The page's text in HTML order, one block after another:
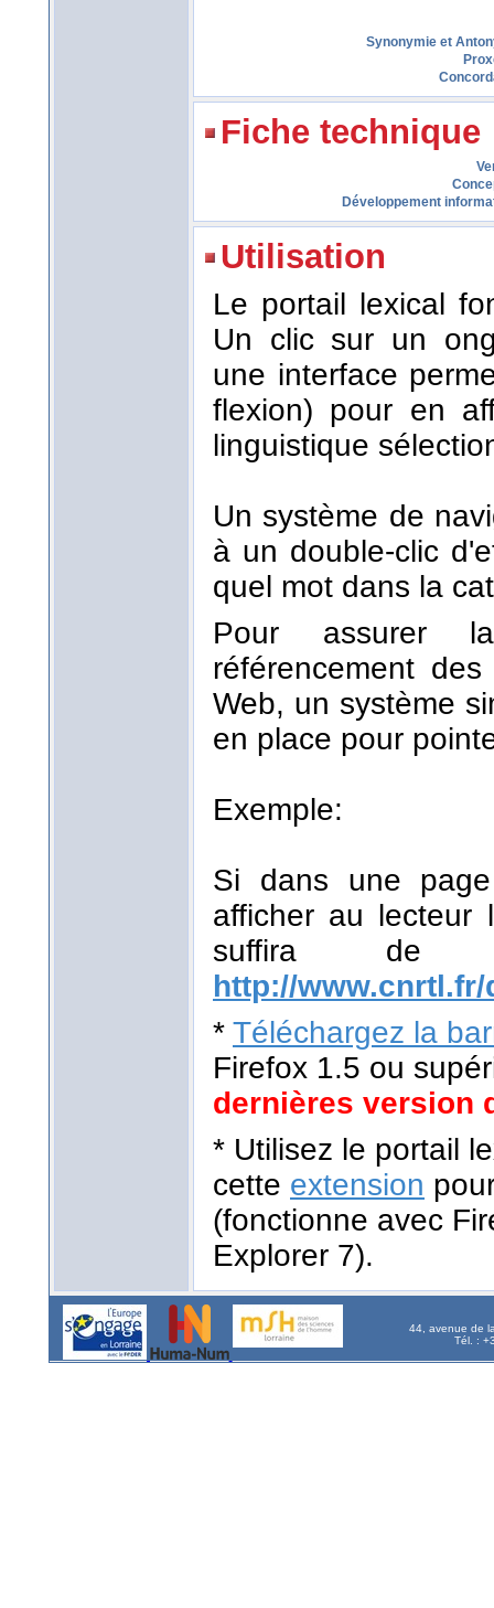
Synonymie et
Fiche technique
Développement
Utilisation
Le portail lexical
Un clic sur un
une interface
flexion) pour en
linguistique
Un système de
à un double-clic
quel mot dans la
Pour assurer
référencement
Web, un système
en place pour
Exemple:
Si dans une
afficher au lecteur
suffira de
http://
* Téléchargez la
Firefox 1.5 ou
dernières version
* Utilisez le portail
cette extension
(fonctionne avec
Explorer 7).
44, avenue de
Tél. :